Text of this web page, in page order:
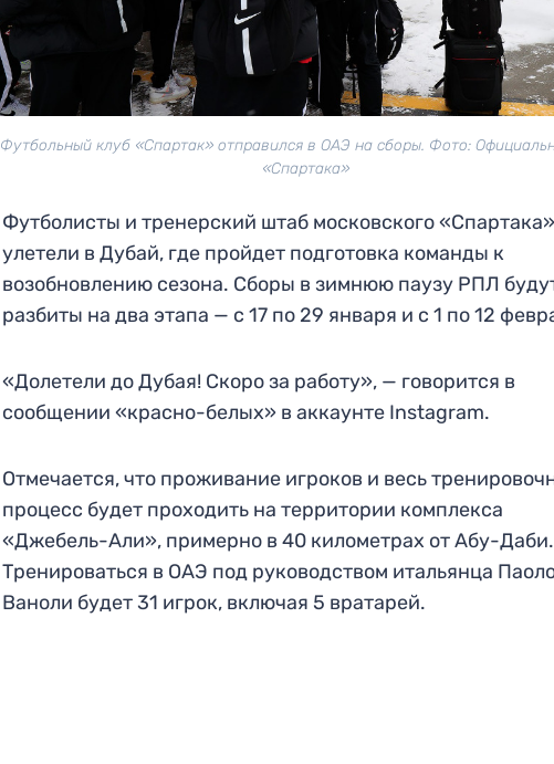
Футбольный клуб «Спартак» отправился в ОАЭ на сборы. Фото:
«Спартака»
Футболисты и тренерский штаб московского
улетели в Дубай, где пройдет подготовка команды к
возобновлению сезона. Сборы в зимнюю паузу РПЛ
разбиты на два этапа — с 17 по 29 января и с 1 по 12
«Долетели до Дубая! Скоро за работу», — говорится в
сообщении «красно-белых» в аккаунте Instagram.
Отмечается, что проживание игроков и весь
процесс будет проходить на территории комплекса
«Джебель-Али», примерно в 40 километрах от Абу-Даби.
Тренироваться в ОАЭ под руководством итальянца
Ваноли будет 31 игрок, включая 5 вратарей.